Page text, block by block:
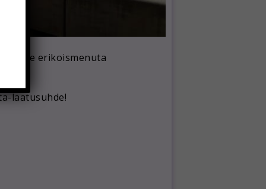
kolme erikoismenuta
laatusuhde!